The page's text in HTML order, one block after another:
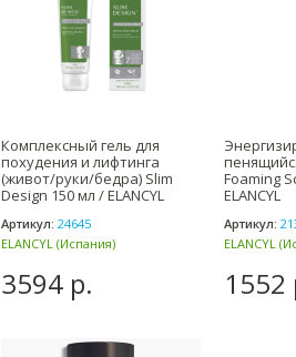
Комплексный гель для
похудения и лифтинга
(живот/руки/бедра) Slim
Design 150 мл / ELANCYL
Артикул: 24645
ELANCYL (Испания)
3594 р.
Foaming
ELANCYL
Артикул:
ELANCYL
1552